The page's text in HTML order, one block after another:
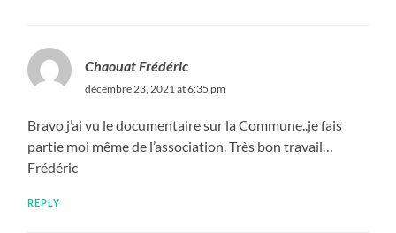
Chaouat Frédéric
décembre 23, 2021 at 6:35 pm
Bravo j’ai vu le documentaire sur la Commune..je fais
partie moi même de l’association. Très bon travail…
Frédéric
REPLY